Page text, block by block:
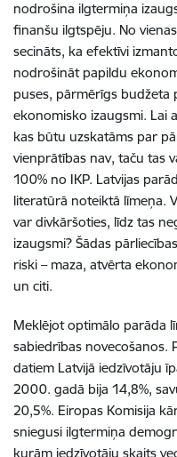
nodrošina ilgtermiņa
finanšu ilgtspēju. No
secināts, ka efektīvi
nodrošināt papildu
puses, pārmērīgs budžeta
ekonomisko izaugsmi. Lai
kas būtu uzskatāms par
vienprātības nav, taču tas
100% no IKP. Latvijas
literatūrā noteiktā līmeņa.
var divkāršoties, līdz tas
izaugsmi? Šādas
riski – maza, atvērta
un citi.
Meklējot optimālo parāda
sabiedrības novecošanos.
datiem Latvijā iedzīvotāju
2000. gadā bija 14,8%,
20,5%. Eiropas Komisija
sniegusi ilgtermiņa
kurām iedzīvotāju skaits